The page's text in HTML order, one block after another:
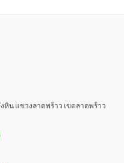
หิน แขวงลาดพร้าว เขตลาดพร้าว